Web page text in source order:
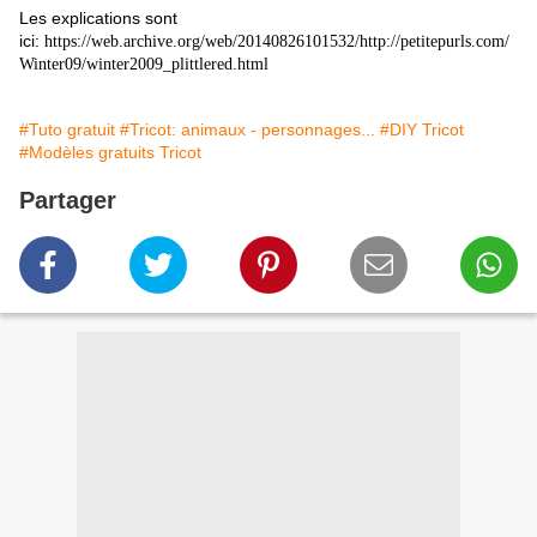
Les explications sont
ici: https://web.archive.org/web/20140826101532/http://petitepurls.com/
Winter09/winter2009_plittlered.html
#Tuto gratuit #Tricot: animaux - personnages...
#DIY Tricot
#Modèles gratuits Tricot
Partager